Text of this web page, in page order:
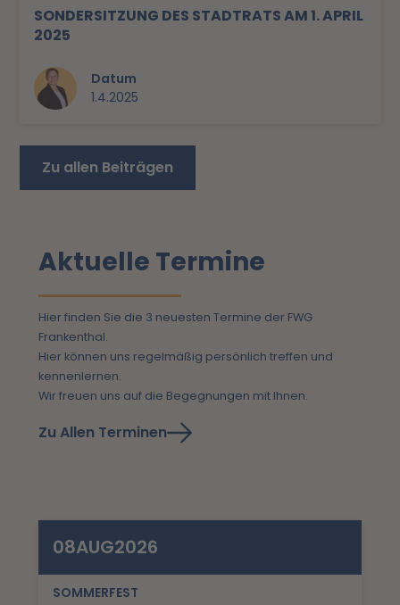
SONDERSITZUNG DES STADTRATS AM 1. APRIL
2025
Datum
1.4.2025
Zu allen Beiträgen
Aktuelle Termine
Hier finden Sie die 3 neuesten Termine der FWG
Frankenthal.
Hier können uns regelmäßig persönlich treffen und
kennenlernen.
Wir freuen uns auf die Begegnungen mit Ihnen.
Zu Allen Terminen
08AUG2026
SOMMERFEST